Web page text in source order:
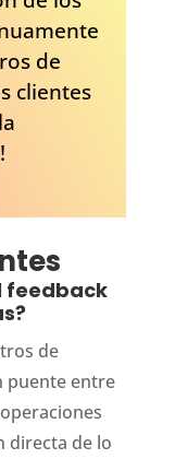
de
clientes
feedback
de
puente entre
directa de lo